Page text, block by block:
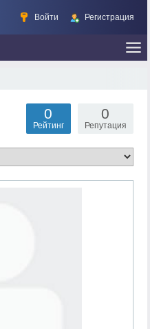
Войти Регистрация
0
Репутация
0
Рейтинг